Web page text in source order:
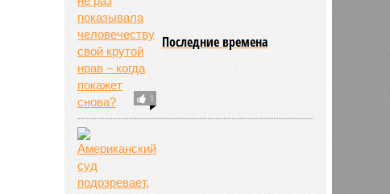
1
Последние времена